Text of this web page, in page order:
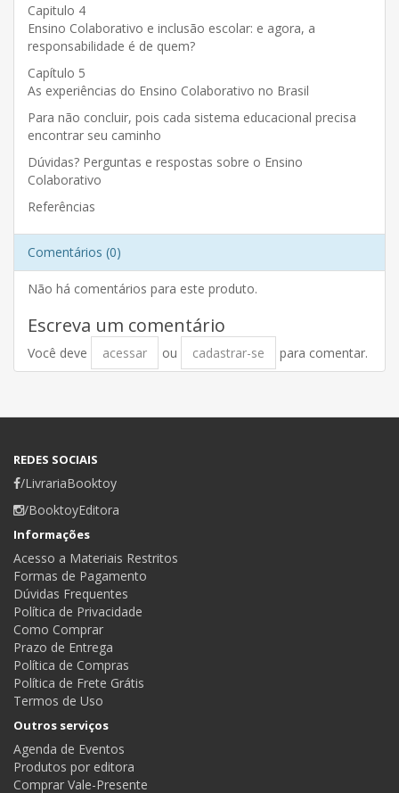
Capitulo 4
Ensino Colaborativo e inclusão escolar: e agora, a
responsabilidade é de quem?
Capítulo 5
As experiências do Ensino Colaborativo no Brasil
Para não concluir, pois cada sistema educacional precisa
encontrar seu caminho
Dúvidas? Perguntas e respostas sobre o Ensino
Colaborativo
Referências
Comentários (0)
Não há comentários para este produto.
Escreva um comentário
Você deve acessar ou cadastrar-se para comentar.
REDES SOCIAIS
/LivrariaBooktoy
/BooktoyEditora
Informações
Acesso a Materiais Restritos
Formas de Pagamento
Dúvidas Frequentes
Política de Privacidade
Como Comprar
Prazo de Entrega
Política de Compras
Política de Frete Grátis
Termos de Uso
Outros serviços
Agenda de Eventos
Produtos por editora
Comprar Vale-Presente